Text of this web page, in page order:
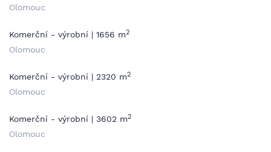
Olomouc
Komerční - výrobní | 1656 m2
Olomouc
Komerční - výrobní | 2320 m2
Olomouc
Komerční - výrobní | 3602 m2
Olomouc